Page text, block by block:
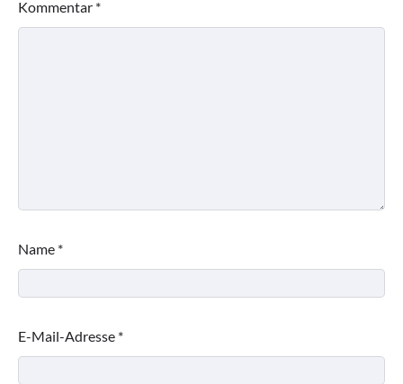
Kommentar *
Name *
E-Mail-Adresse *